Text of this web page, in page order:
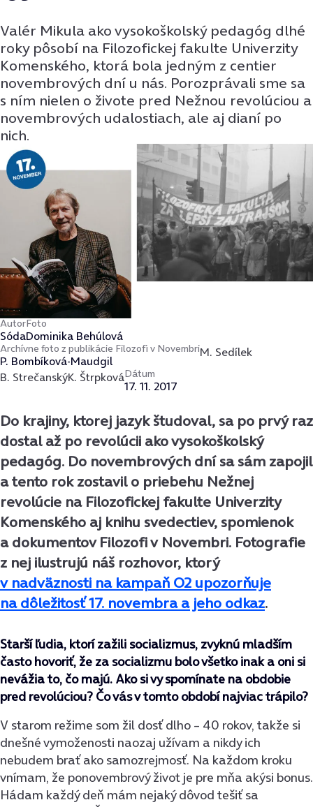
Valér Mikula ako vysokoškolský pedagóg dlhé
roky pôsobí na Filozofickej fakulte Univerzity
Komenského, ktorá bola jedným z centier
novembrových dní u nás. Porozprávali sme sa
s ním nielen o živote pred Nežnou revolúciou a
novembrových udalostiach, ale aj dianí po
nich.
Autor
Sóda
Foto
Dominika Behúlová
Archívne foto z publikácie Filozofi v Novembri
P. Bombíková-Maudgil
M. Sedílek
B. StrečanskýK. ŠtrpkováDátum
17. 11. 2017
Do krajiny, ktorej jazyk študoval, sa po prvý raz
dostal až po revolúcii ako vysokoškolský
pedagóg. Do novembrových dní sa sám zapojil
a tento rok zostavil o priebehu Nežnej
revolúcie na Filozofickej fakulte Univerzity
Komenského aj knihu svedectiev, spomienok
a dokumentov Filozofi v Novembri. Fotografie
z nej ilustrujú náš rozhovor, ktorý
v nadväznosti na kampaň O2 upozorňuje
na dôležitosť 17. novembra a jeho odkaz.
Starší ľudia, ktorí zažili socializmus, zvyknú mladším
často hovoriť, že za socializmu bolo všetko inak a oni si
nevážia to, čo majú. Ako si vy spomínate na obdobie
pred revolúciou? Čo vás v tomto období najviac trápilo?
V starom režime som žil dosť dlho – 40 rokov, takže si
dnešné vymoženosti naozaj užívam a nikdy ich
nebudem brať ako samozrejmosť. Na každom kroku
vnímam, že ponovembrový život je pre mňa akýsi bonus.
Hádam každý deň mám nejaký dôvod tešiť sa